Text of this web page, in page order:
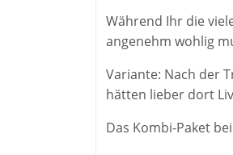
​Während Ihr die
angenehm wohlig
​Variante: Nach der
hätten lieber dort
Das Kombi-Paket